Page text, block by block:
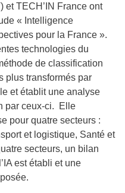
et TECH’IN France ont
« Intelligence
pour la France ».
technologies du
de classification
plus transformés par
et établit une analyse
par ceux-ci. Elle
pour quatre secteurs :
et logistique, Santé et
secteurs, un bilan
est établi et une